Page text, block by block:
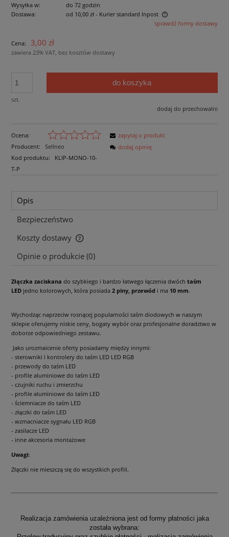
Wysyłka w:
do 72 godzin
Dostawa:
od 10,00 zł - Kurier standard Inpost
Cena nie zawiera ewentualnych kosztów płatnościsprawdź formy dostawy
Cena: 3,00 zł
zawiera 23% VAT, bez kosztów dostawy
szt.
do koszyka
dodaj do przechowalni
Ocena:
Producent:
Sellneo
Kod produktu:
KLIP-MONO-10-
T-P
zapytaj o produkt
dodaj opinię
Opis
Bezpieczeństwo
Koszty dostawy
Cena nie zawiera ewentualnych kosztów płatności
Opinie o produkcie (0)
Złączka zaciskana do szybkiego i bardzo łatwego łączenia dwóch taśm
LED jedno kolorowych, która posiada 2 piny, przewód i ma 10 mm.
Wychodząc naprzeciw rosnącej popularności taśm diodowych w naszym
sklepie oferujemy niskie ceny, bogaty wybór oraz profesjonalne doradztwo w
doborze odpowiedniego zestawu.
Jako urozmaicenie oferty posiadamy między innymi:
- sterowniki i kontrolery do taśm LED LED RGB
- przewody do taśm LED
- profile aluminiowe do taśm LED
- czujniki ruchu i zmierzchu
- profile aluminiowe do taśm LED
- ściemniacze do taśm LED
- złączki do taśm LED
- wzmacniacze sygnału LED RGB
- zasilacze LED
- inne akcesoria montażowe
Uwagi:
Złączki nie mieszczą się do wszystkich profili.
Realizacja zamówienia uzależniona jest od formy płatności jaka
została wybrana: